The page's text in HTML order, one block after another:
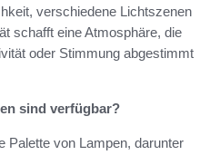
verschiedene Lichtszenen
schafft eine Atmosphäre, die
oder Stimmung abgestimmt
sind verfügbar?
Palette von Lampen, darunter